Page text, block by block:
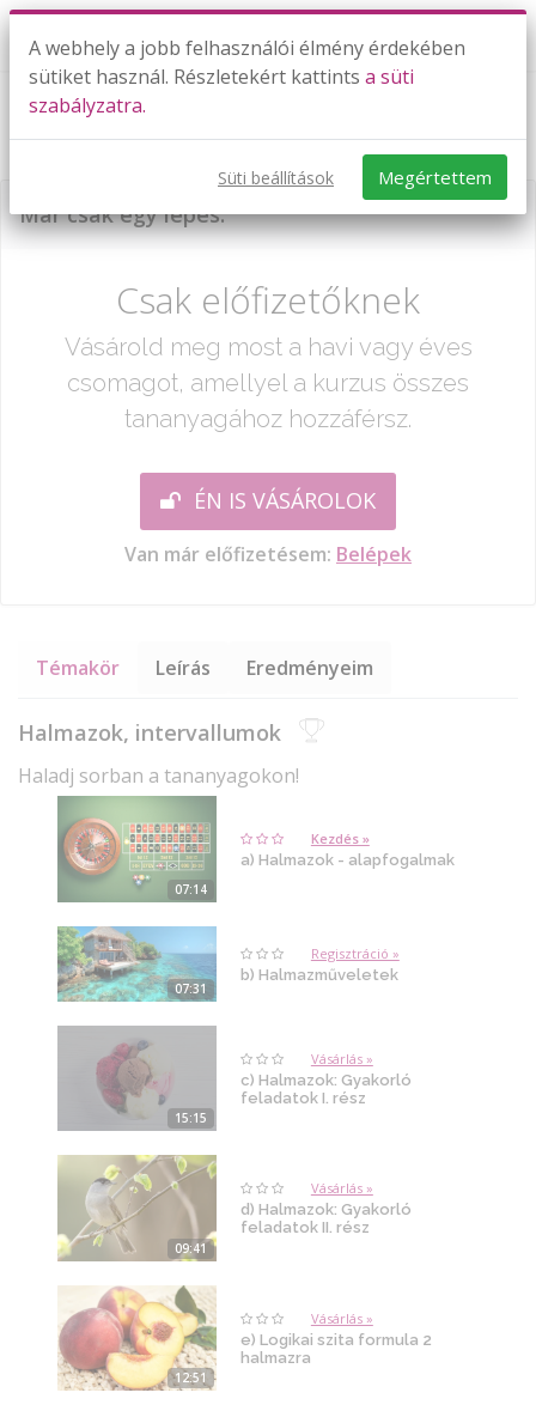
Halmazok: Gyakorló feladatok I. rész
Már csak egy lépés:
Csak előfizetőknek
Vásárold meg most a havi vagy éves
csomagot, amellyel a kurzus összes
tananyagához hozzáférsz.
ÉN IS VÁSÁROLOK
Van már előfizetésem: Belépek
Témakör Leírás Eredményeim
Halmazok, intervallumok
Haladj sorban a tananyagokon!
07:14
Kezdés »
a) Halmazok - alapfogalmak
07:31
Regisztráció »
b) Halmazműveletek
15:15
Vásárlás »
c) Halmazok: Gyakorló
feladatok I. rész
09:41
Vásárlás »
d) Halmazok: Gyakorló
feladatok II. rész
12:51
Vásárlás »
e) Logikai szita formula 2
halmazra
A webhely a jobb felhasználói élmény érdekében
sütiket használ. Részletekért kattints a süti
szabályzatra.
Süti beállítások Megértettem